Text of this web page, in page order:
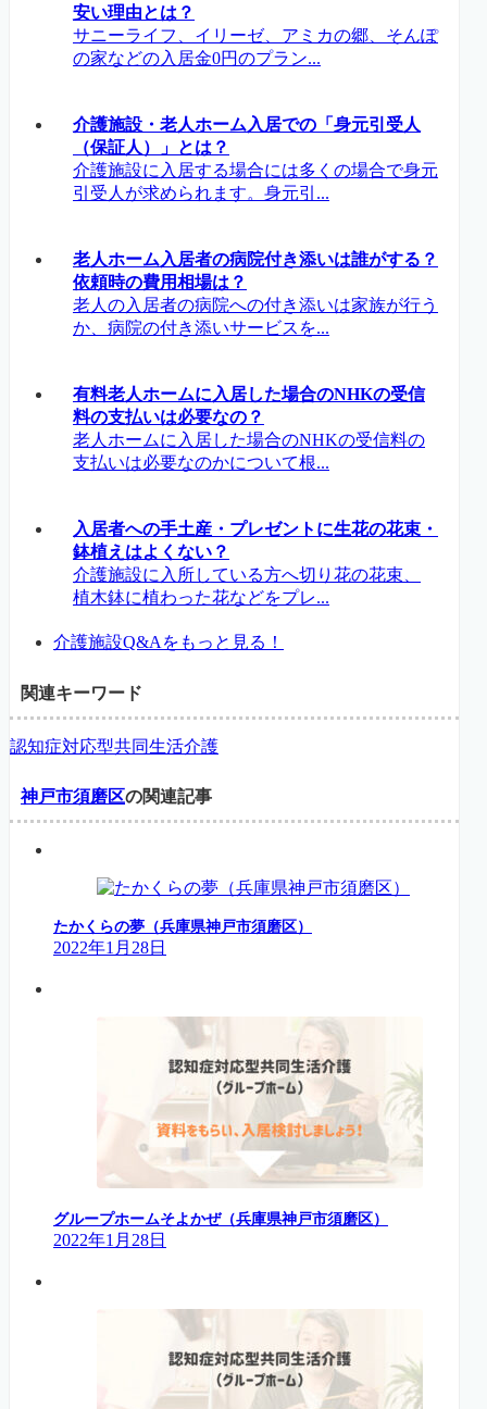
安い理由とは？
サニーライフ、イリーゼ、アミカの郷、そんぽ
の家などの入居金0円のプラン...
介護施設・老人ホーム入居での「身元引受人
（保証人）」とは？
介護施設に入居する場合には多くの場合で身元
引受人が求められます。身元引...
老人ホーム入居者の病院付き添いは誰がする？
依頼時の費用相場は？
老人の入居者の病院への付き添いは家族が行う
か、病院の付き添いサービスを...
有料老人ホームに入居した場合のNHKの受信
料の支払いは必要なの？
老人ホームに入居した場合のNHKの受信料の
支払いは必要なのかについて根...
入居者への手土産・プレゼントに生花の花束・
鉢植えはよくない？
介護施設に入所している方へ切り花の花束、
植木鉢に植わった花などをプレ...
介護施設Q&Aをもっと見る！
関連キーワード
認知症対応型共同生活介護
神戸市須磨区の関連記事
たかくらの夢（兵庫県神戸市須磨区）
2022年1月28日
グループホームそよかぜ（兵庫県神戸市須磨区）
2022年1月28日